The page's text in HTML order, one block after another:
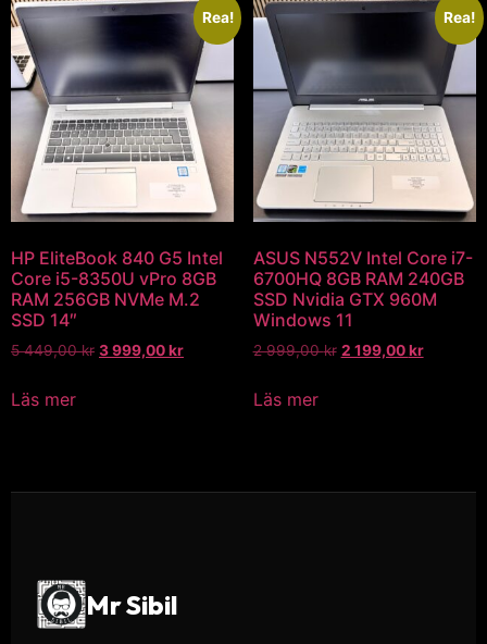
Rea!
HP EliteBook 840 G5 Intel
Core i5-8350U vPro 8GB
RAM 256GB NVMe M.2
SSD 14″
5 449,00kr 3 999,00kr
Läs mer
Rea!
ASUS N552V Intel Core i7-
6700HQ 8GB RAM 240GB
SSD Nvidia GTX 960M
Windows 11
2 999,00kr 2 199,00kr
Läs mer
Mr Sibil